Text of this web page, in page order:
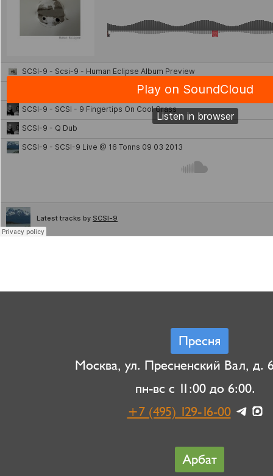
Пресня
Москва, ул. Пресненский Вал, д.
пн-вс с 11:00 до 6:00.
+7 (495) 129-16-00
Арбат